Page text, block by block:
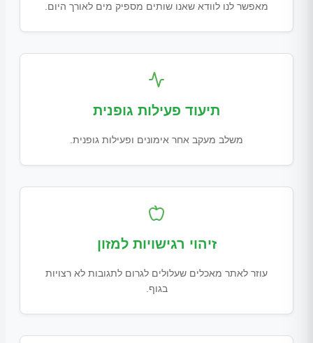
מאפשר לנו לוודא שאנו שותים מספיק מים לאורך היום.
תיעוד פעילות גופנית
משלב מעקב אחר אימונים ופעילות גופנית.
זיהוי רגישויות למזון
עוזר לאתר מאכלים שעלולים לגרום לתגובות לא רצויות
בגוף.